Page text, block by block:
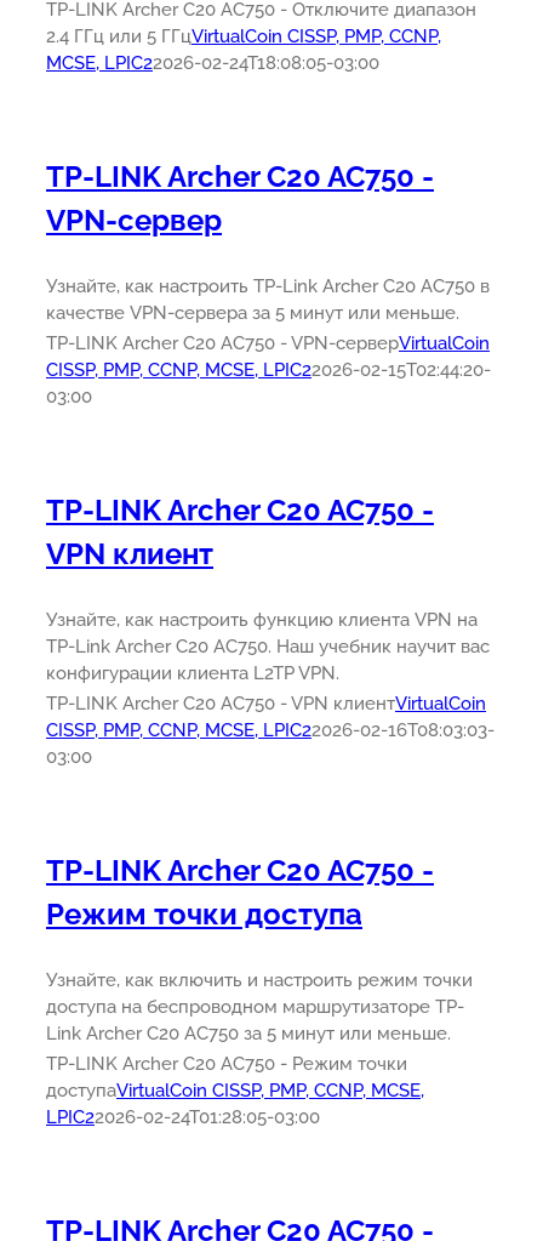
TP-LINK Archer C20 AC750 - Отключите диапазон
2.4 ГГц или 5 ГГцVirtualCoin CISSP, PMP, CCNP,
MCSE, LPIC22026-02-24T18:08:05-03:00
TP-LINK Archer C20 AC750 -
VPN-сервер
Узнайте, как настроить TP-Link Archer C20 AC750 в
качестве VPN-сервера за 5 минут или меньше.
TP-LINK Archer C20 AC750 - VPN-серверVirtualCoin
CISSP, PMP, CCNP, MCSE, LPIC22026-02-15T02:44:20-
03:00
TP-LINK Archer C20 AC750 -
VPN клиент
Узнайте, как настроить функцию клиента VPN на
TP-Link Archer C20 AC750. Наш учебник научит вас
конфигурации клиента L2TP VPN.
TP-LINK Archer C20 AC750 - VPN клиентVirtualCoin
CISSP, PMP, CCNP, MCSE, LPIC22026-02-16T08:03:03-
03:00
TP-LINK Archer C20 AC750 -
Режим точки доступа
Узнайте, как включить и настроить режим точки
доступа на беспроводном маршрутизаторе TP-
Link Archer C20 AC750 за 5 минут или меньше.
TP-LINK Archer C20 AC750 - Режим точки
доступаVirtualCoin CISSP, PMP, CCNP, MCSE,
LPIC22026-02-24T01:28:05-03:00
TP-LINK Archer C20 AC750 -